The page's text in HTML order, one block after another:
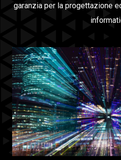
garanzia per la progettazione